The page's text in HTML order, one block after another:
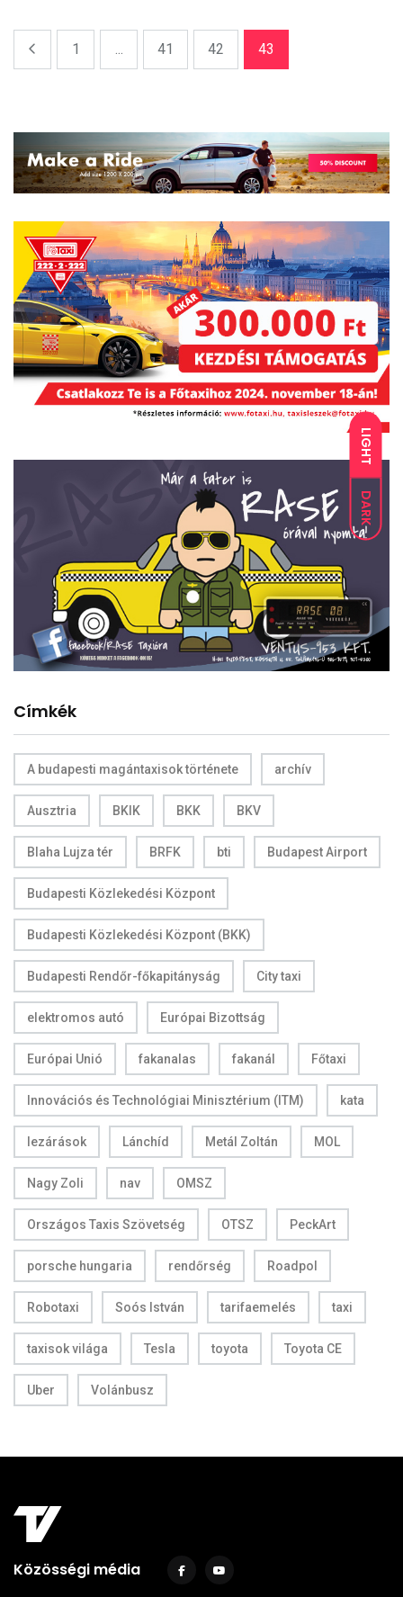
LIGHT
DARK
1 41 42 43
Címkék
A budapesti magántaxisok története archív
Ausztria BKIK BKK BKV
Blaha Lujza tér BRFK bti Budapest Airport
Budapesti Közlekedési Központ
Budapesti Közlekedési Központ (BKK)
Budapesti Rendőr-főkapitányság City taxi
elektromos autó Európai Bizottság
Európai Unió fakanalas fakanál Főtaxi
Innovációs és Technológiai Minisztérium (ITM) kata
lezárások Lánchíd Metál Zoltán MOL
Nagy Zoli nav OMSZ
Országos Taxis Szövetség OTSZ PeckArt
porsche hungaria rendőrség Roadpol
Robotaxi Soós István tarifaemelés taxi
taxisok világa Tesla toyota Toyota CE
Uber Volánbusz
Közösségi média